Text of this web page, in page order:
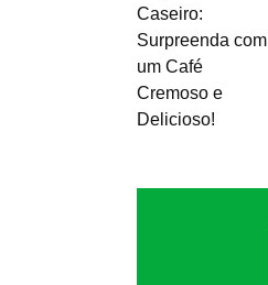
Caseiro:
Surpreenda com
um Café
Cremoso e
Delicioso!